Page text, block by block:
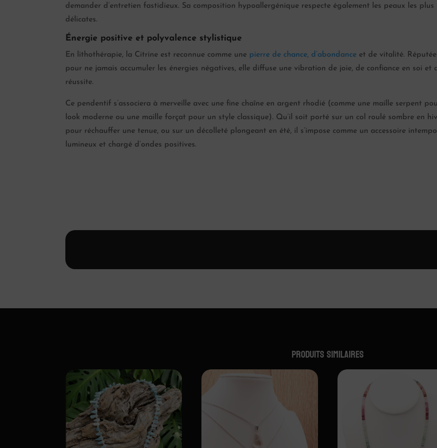
demander d’entretien fastidieux. Sa composition hypoallergénique respecte également les peaux les plus
délicates.
Énergie positive et polyvalence stylistique
En lithothérapie, la Citrine est reconnue comme une pierre de chance, d’abondance et de vitalité. Réputée
pour ne jamais accumuler les énergies négatives, elle diffuse une vibration de joie, de confiance en soi et
réussite.
Ce pendentif s’associera à merveille avec une fine chaîne en argent rhodié (comme une maille serpent
look moderne ou une maille forçat pour un style classique). Qu’il soit porté sur un col roulé sombre en
pour réchauffer une tenue, ou sur un décolleté plongeant en été, il s’impose comme un accessoire
lumineux et chargé d’ondes positives.
Produits similaires